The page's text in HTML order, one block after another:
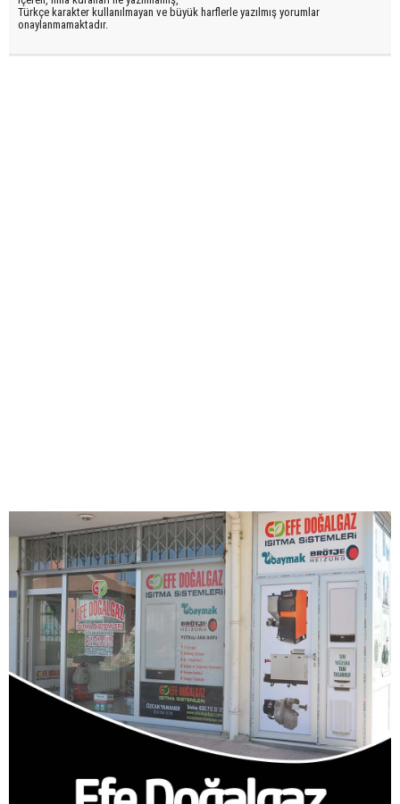
Türkçe karakter kullanılmayan ve büyük harflerle yazılmış yorumlar
onaylanmamaktadır.